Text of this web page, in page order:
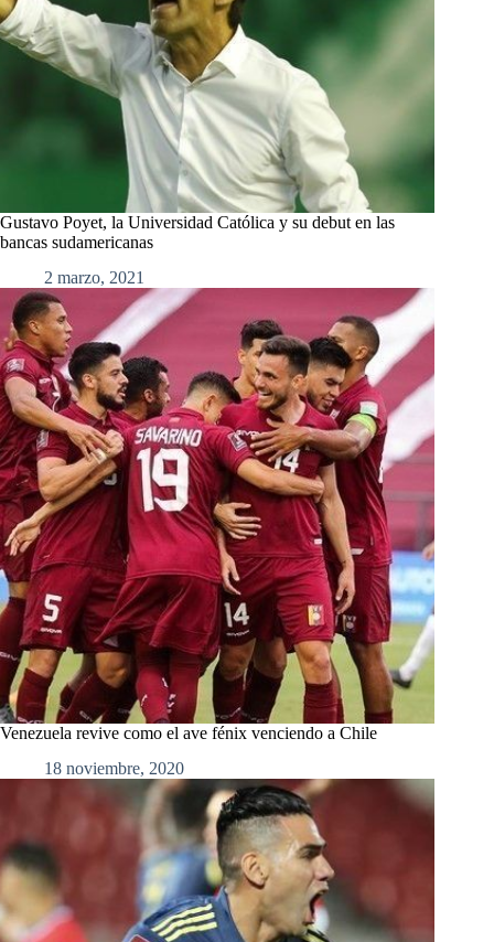
Gustavo Poyet, la Universidad Católica y su debut en las
bancas sudamericanas
2 marzo, 2021
Venezuela revive como el ave fénix venciendo a Chile
18 noviembre, 2020